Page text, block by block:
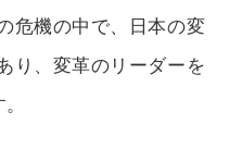
危機の中で、日本の変
り、変革のリーダーを